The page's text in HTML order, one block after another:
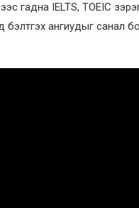
гадна IELTS, TOEIC
бэлтгэх ангиудыг санал